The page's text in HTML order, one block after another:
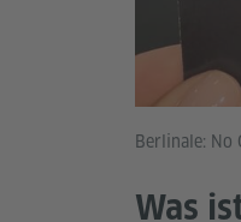
Berlinale: No
Was